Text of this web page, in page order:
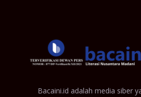
Bacaini.id adalah media siber